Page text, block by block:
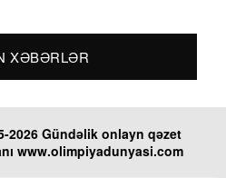
XƏBƏRLƏR
2026 Gündəlik onlayn qəzet
www.olimpiyadunyasi.com